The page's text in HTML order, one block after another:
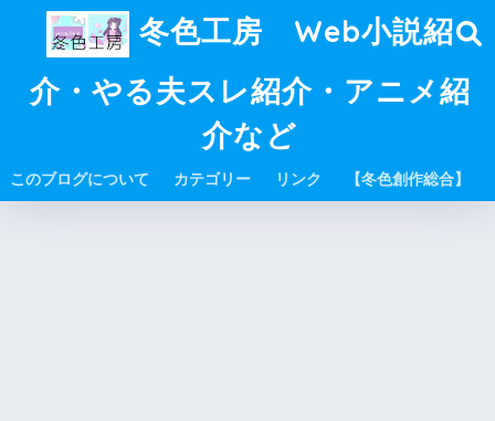
冬色工房 Web小説紹
介・やる夫スレ紹介・アニメ紹
介など
このブログについて カテゴリー リンク 【冬色創作総合】